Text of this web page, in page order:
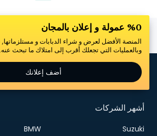
%0 عمولة و إعلان بالمجان
المنصة الأفضل لعرض و شراء الدبابات و
وبالعمليات التي تجعلك أقرب إلى امتلاك ما تبحث عنه.
أضف إعلانك
أشهر الشركات
Suzuki
BMW